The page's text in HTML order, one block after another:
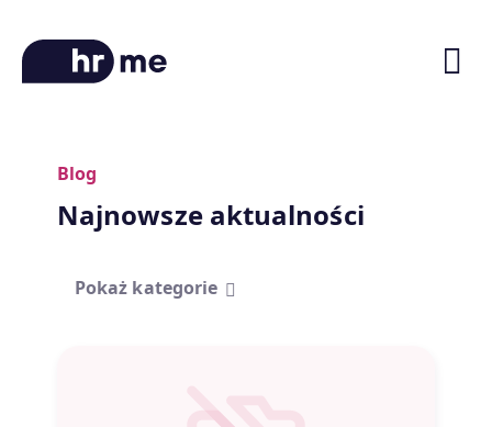
O platformie
Ścieżki kariery
Blog
Najnowsze aktualności
Pokaż kategorie